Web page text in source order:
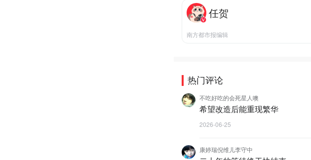
任贺
南方都市报编辑
热门评论
不吃好吃的会死星人噢
希望改造后能重现繁华
2026-06-25
康婷瑞倪维儿李守中